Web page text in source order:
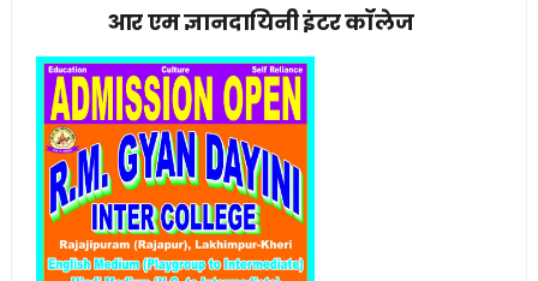
आर एम ज्ञानदायिनी इंटर कॉलेज